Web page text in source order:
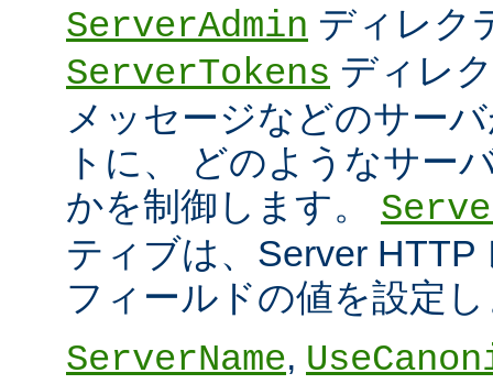
ServerAdmin ディレク
ServerTokens ディレ
メッセージなどのサー
トに、 どのようなサー
かを制御します。
ティブは、Server
フィールドの値を設定
ServerName,